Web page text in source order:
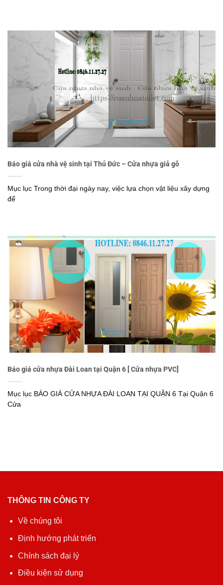
Báo giá cửa nhà vệ sinh tại Thủ Đức – Cửa nhựa giả gỗ
Mục lục Trong thời đại ngày nay, việc lựa chọn vật liệu xây dựng
để
Báo giá cửa nhựa Đài Loan tại Quận 6 [ Cửa nhựa PVC]
Mục lục BÁO GIÁ CỬA NHỰA ĐÀI LOAN TẠI QUẬN 6 Tại Quận 6
Cửa
THÔNG TIN CÔNG TY
Về chúng tôi
Định hướng phát triển
Chính sách đại lý
Điều kiện sử dụng